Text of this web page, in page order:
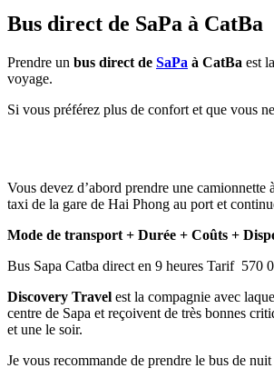
Bus direct de SaPa à CatBa
Prendre un bus direct de SaPa à CatBa est
voyage.
Si vous préférez plus de confort et que vous
Vous devez d’abord prendre une
taxi de la gare de Hai Phong au port et
Mode de transport + Durée + Coûts +
Bus Sapa Catba direct en 9 heures Tarif 570
Discovery Travel est la compagnie avec
centre de Sapa et reçoivent de très bonnes
et une le soir.
Je vous recommande de prendre le bus de